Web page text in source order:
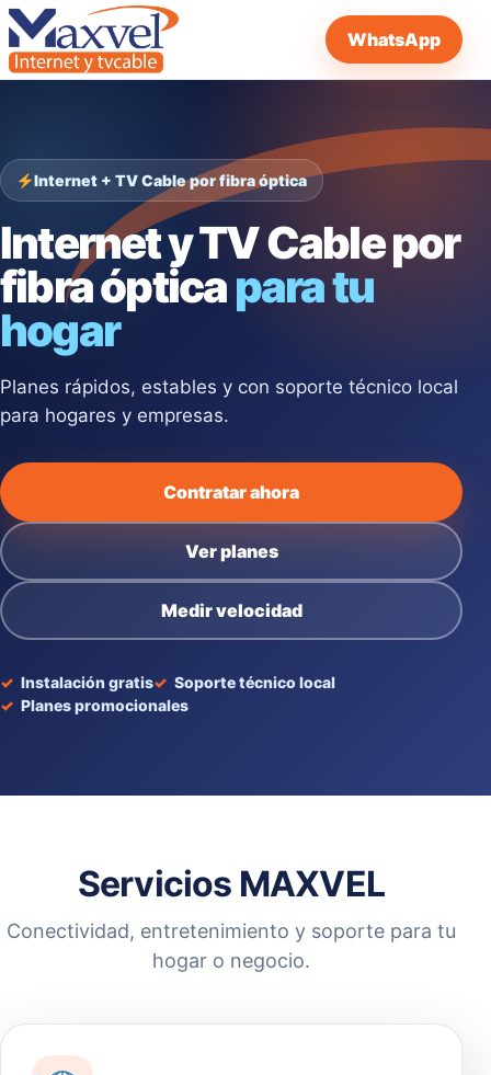
WhatsApp
Internet + TV Cable por fibra óptica
Internet y TV Cable por
fibra ópticapara tu
hogar
Planes rápidos, estables y con soporte técnico local
para hogares y empresas.
Contratar ahora
Ver planes
Medir velocidad
Instalación gratis
Soporte técnico local
Planes promocionales
Servicios MAXVEL
Conectividad, entretenimiento y soporte para tu
hogar o negocio.